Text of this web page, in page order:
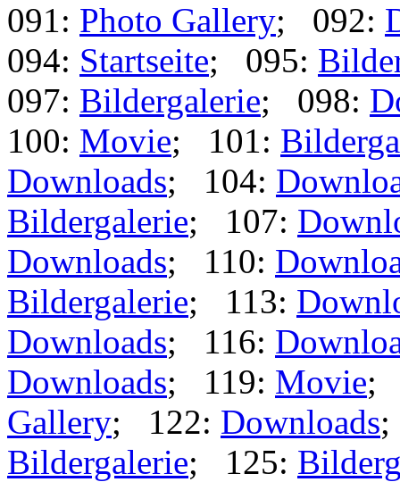
091: Photo Gallery; 092:
094: Startseite; 095:
097: Bildergalerie; 098:
100: Movie; 101:
Downloads; 104:
Bildergalerie; 107:
Downloads; 110:
Bildergalerie; 113:
Downloads; 116:
Downloads; 119: Movie;
Gallery; 122: Downloads
Bildergalerie; 125: